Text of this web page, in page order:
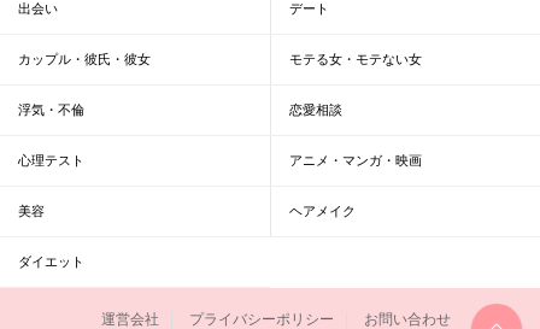
出会い デート
カップル・彼氏・彼女 モテる女・モテない女
浮気・不倫 恋愛相談
心理テスト アニメ・マンガ・映画
美容 ヘアメイク
ダイエット
運営会社 プライバシーポリシー お問い合わせ